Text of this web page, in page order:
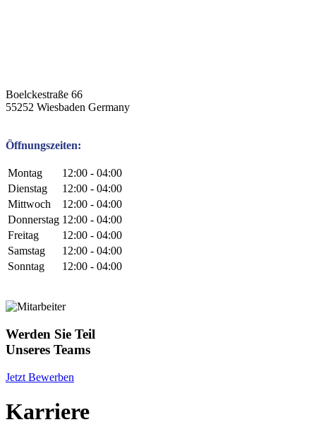
Boelckestraße 66
55252 Wiesbaden Germany
Öffnungszeiten:
Montag
12:00 - 04:00
Dienstag
12:00 - 04:00
Mittwoch
12:00 - 04:00
Donnerstag 12:00 - 04:00
Freitag
12:00 - 04:00
Samstag
12:00 - 04:00
Sonntag
12:00 - 04:00
Werden Sie Teil
Unseres Teams
Jetzt Bewerben
Karriere